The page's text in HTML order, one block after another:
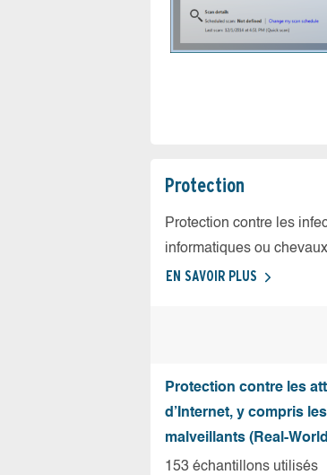
Protection
Protection contre les
informatiques ou
EN SAVOIR PLUS
Protection contre les
d’Internet, y compris
malveillants (Real-
153 échantillons utilisés